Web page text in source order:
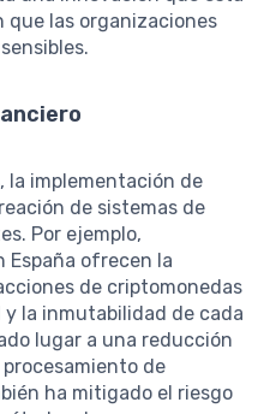
que las organizaciones
, la implementación de
de sistemas de
Por ejemplo,
España ofrecen la
de criptomonedas
la inmutabilidad de cada
lugar a una reducción
de
ha mitigado el riesgo